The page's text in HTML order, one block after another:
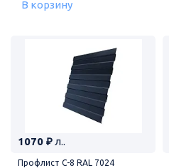
В корзину
1070 ₽ л..
Профлист С-8 RAL 7024